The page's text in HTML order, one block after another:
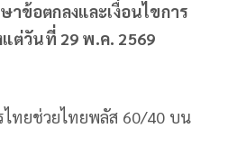
ข้อตกลงและเงื่อนไขการ
ต่วันที่ 29 พ.ค. 2569
ไทยช่วยไทยพลัส 60/40 บน